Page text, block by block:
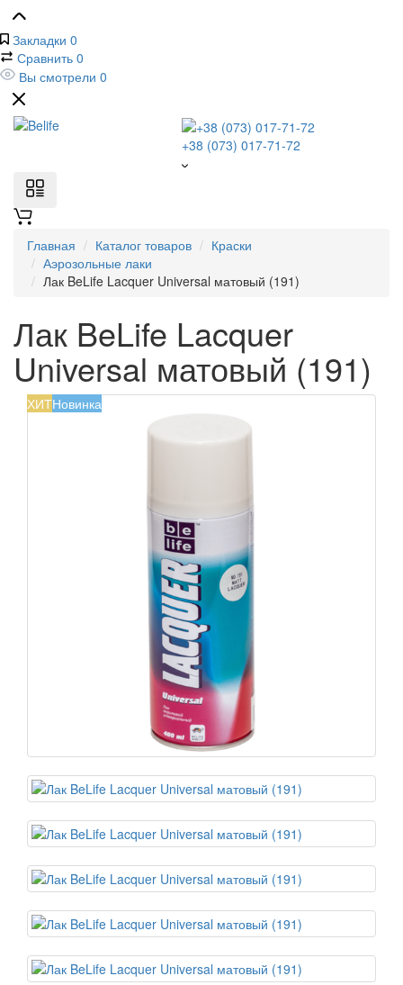
Закладки 0
Сравнить 0
Вы смотрели 0
+38 (073) 017-71-72
Главная Каталог товаров
Краски
Аэрозольные лаки
Лак BeLife Lacquer Universal матовый (191)
Лак BeLife Lacquer
Universal матовый (191)
ХИТНовинка